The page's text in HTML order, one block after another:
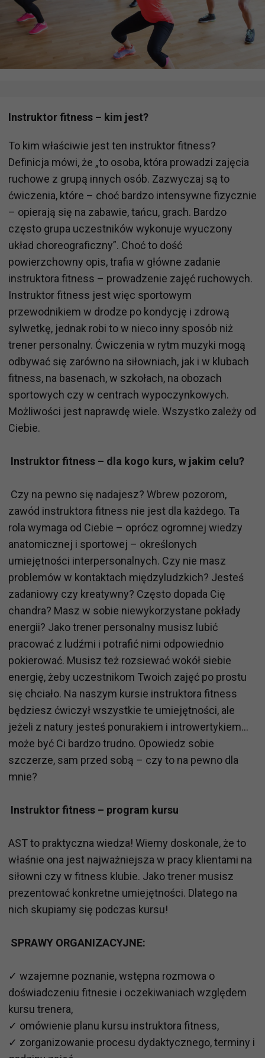
Instruktor fitness – kim jest?
To kim właściwie jest ten instruktor fitness?
Definicja mówi, że „to osoba, która prowadzi zajęcia
ruchowe z grupą innych osób. Zazwyczaj są to
ćwiczenia, które – choć bardzo intensywne fizycznie
– opierają się na zabawie, tańcu, grach. Bardzo
często grupa uczestników wykonuje wyuczony
układ choreograficzny”. Choć to dość
powierzchowny opis, trafia w główne zadanie
instruktora fitness – prowadzenie zajęć ruchowych.
Instruktor fitness jest więc sportowym
przewodnikiem w drodze po kondycję i zdrową
sylwetkę, jednak robi to w nieco inny sposób niż
trener personalny. Ćwiczenia w rytm muzyki mogą
odbywać się zarówno na siłowniach, jak i w klubach
fitness, na basenach, w szkołach, na obozach
sportowych czy w centrach wypoczynkowych.
Możliwości jest naprawdę wiele. Wszystko zależy od
Ciebie.
Instruktor fitness – dla kogo kurs, w jakim celu?
Czy na pewno się nadajesz? Wbrew pozorom,
zawód instruktora fitness nie jest dla każdego. Ta
rola wymaga od Ciebie – oprócz ogromnej wiedzy
anatomicznej i sportowej – określonych
umiejętności interpersonalnych. Czy nie masz
problemów w kontaktach międzyludzkich? Jesteś
zadaniowy czy kreatywny? Często dopada Cię
chandra? Masz w sobie niewykorzystane pokłady
energii? Jako trener personalny musisz lubić
pracować z ludźmi i potrafić nimi odpowiednio
pokierować. Musisz też rozsiewać wokół siebie
energię, żeby uczestnikom Twoich zajęć po prostu
się chciało. Na naszym kursie instruktora fitness
będziesz ćwiczył wszystkie te umiejętności, ale
jeżeli z natury jesteś ponurakiem i introwertykiem…
może być Ci bardzo trudno. Opowiedz sobie
szczerze, sam przed sobą – czy to na pewno dla
mnie?
Instruktor fitness – program kursu
AST to praktyczna wiedza! Wiemy doskonale, że to
właśnie ona jest najważniejsza w pracy klientami na
siłowni czy w fitness klubie. Jako trener musisz
prezentować konkretne umiejętności. Dlatego na
nich skupiamy się podczas kursu!
SPRAWY ORGANIZACYJNE:
✓ wzajemne poznanie, wstępna rozmowa o
doświadczeniu fitnesie i oczekiwaniach względem
kursu trenera,
✓ omówienie planu kursu instruktora fitness,
✓ zorganizowanie procesu dydaktycznego, terminy i